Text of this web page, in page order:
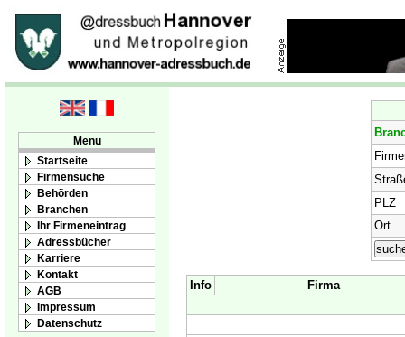
Menu
Startseite
Firmensuche
Behörden
Branchen
Ihr Firmeneintrag
Adressbücher
Karriere
Kontakt
AGB
Impressum
Datenschutz
PLZ
Ort
Info Firma